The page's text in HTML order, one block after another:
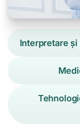
Interpretare